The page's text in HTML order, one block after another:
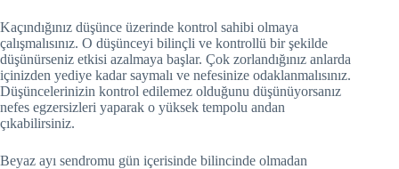
Kaçındığınız düşünce üzerinde kontrol sahibi olmaya
çalışmalısınız. O düşünceyi bilinçli ve kontrollü bir şekilde
düşünürseniz etkisi azalmaya başlar. Çok zorlandığınız anlarda
içinizden yediye kadar saymalı ve nefesinize odaklanmalısınız.
Düşüncelerinizin kontrol edilemez olduğunu düşünüyorsanız
nefes egzersizleri yaparak o yüksek tempolu andan
çıkabilirsiniz.
Beyaz ayı sendromu gün içerisinde bilincinde olmadan